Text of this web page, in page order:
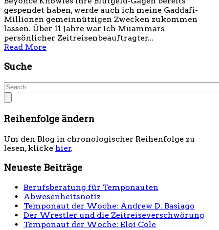
gespendet haben, werde auch ich meine Gaddafi-
Millionen gemeinnützigen Zwecken zukommen
lassen. Über 11 Jahre war ich Muammars
persönlicher Zeitreisenbeauftragter...
Read More
Suche
Reihenfolge ändern
Um den Blog in chronologischer Reihenfolge zu
lesen, klicke hier.
Neueste Beiträge
Berufsberatung für Temponauten
Abwesenheitsnotiz
Temponaut der Woche: Andrew D. Basiago
Der Wrestler und die Zeitreiseverschwörung
Temponaut der Woche: Eloi Cole